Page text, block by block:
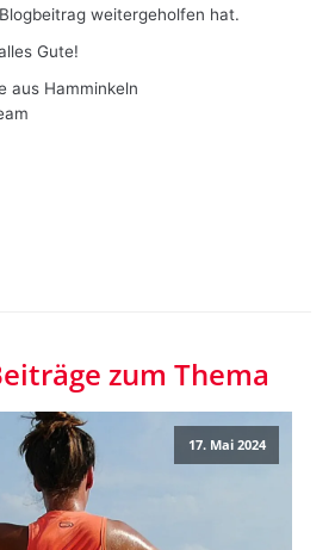
weitergeholfen hat.
Gute!
aus Hamminkeln
zum Thema
17. Mai 2024